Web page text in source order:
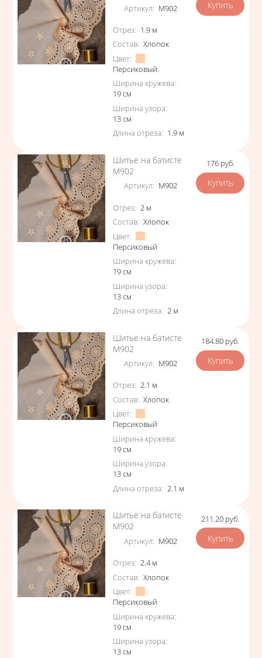
Артикул: М902
Характеристики
Отрез: 1.9 м
Состав: Хлопок
Цвет:
Персиковый
Ширина кружева:
19см
Ширина узора:
13см
Длина отреза: 1.9 м
Шитье на батисте
М902
Артикул: М902
Характеристики
Отрез: 2 м
Состав: Хлопок
Цвет:
Персиковый
Ширина кружева:
19см
Ширина узора:
13см
Длина отреза: 2 м
Цена
176 руб.
Шитье на батисте
М902
Артикул: М902
Характеристики
Отрез: 2.1 м
Состав: Хлопок
Цвет:
Персиковый
Ширина кружева:
19см
Ширина узора:
13см
Длина отреза: 2.1 м
Цена
184.80 руб.
Шитье на батисте
М902
Артикул: М902
Характеристики
Отрез: 2.4 м
Состав: Хлопок
Цвет:
Персиковый
Ширина кружева:
19см
Ширина узора:
13см
Цена
211.20 руб.